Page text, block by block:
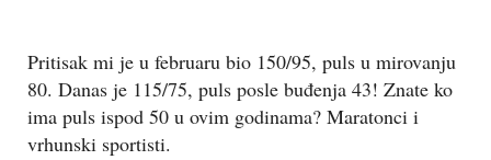
Pritisak mi je u februaru bio 150/95, puls u mirovanju
80. Danas je 115/75, puls posle buđenja 43! Znate ko
ima puls ispod 50 u ovim godinama? Maratonci i
vrhunski sportisti.